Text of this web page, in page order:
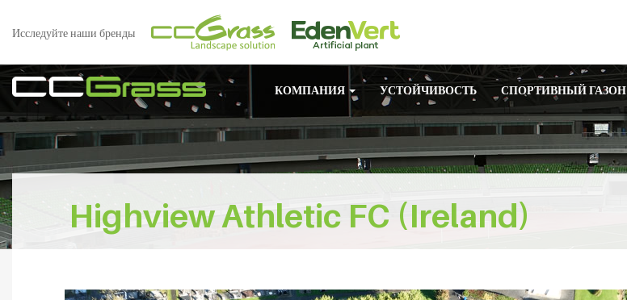
Исследуйте наши бренды
КОМПАНИЯ УСТОЙЧИВОСТЬ СПОРТИВНЫЙ ГАЗОН
Highview Athletic FC (Ireland)